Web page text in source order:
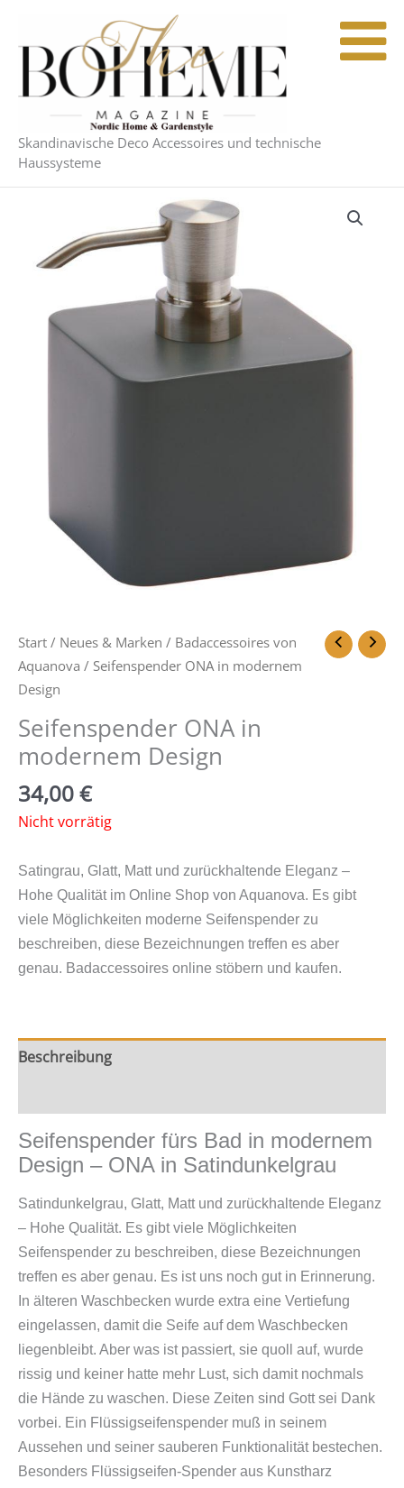
springen
Skandinavische Deco Accessoires und technische
Haussysteme
Start / Neues & Marken / Badaccessoires von
Aquanova / Seifenspender ONA in modernem
Design
Seifenspender ONA in
modernem Design
34,00€
Nicht vorrätig
Satingrau, Glatt, Matt und zurückhaltende Eleganz –
Hohe Qualität im Online Shop von Aquanova. Es gibt
viele Möglichkeiten moderne Seifenspender zu
beschreiben, diese Bezeichnungen treffen es aber
genau. Badaccessoires online stöbern und kaufen.
Beschreibung
Seifenspender fürs Bad in modernem
Design – ONA in Satindunkelgrau
Satindunkelgrau, Glatt, Matt und zurückhaltende Eleganz
– Hohe Qualität. Es gibt viele Möglichkeiten
Seifenspender zu beschreiben, diese Bezeichnungen
treffen es aber genau. Es ist uns noch gut in Erinnerung.
In älteren Waschbecken wurde extra eine Vertiefung
eingelassen, damit die Seife auf dem Waschbecken
liegenbleibt. Aber was ist passiert, sie quoll auf, wurde
rissig und keiner hatte mehr Lust, sich damit nochmals
die Hände zu waschen. Diese Zeiten sind Gott sei Dank
vorbei. Ein Flüssigseifenspender muß in seinem
Aussehen und seiner sauberen Funktionalität bestechen.
Besonders Flüssigseifen-Spender aus Kunstharz